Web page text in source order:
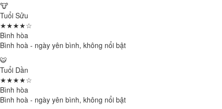
🐮
Tuổi Sửu
★★★★☆
Bình hòa
Bình hoà - ngày yên bình, không nổi bật
🐯
Tuổi Dần
★★★★☆
Bình hòa
Bình hoà - ngày yên bình, không nổi bật